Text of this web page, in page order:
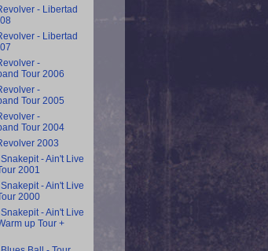
- Libertad
- Libertad
-
Tour 2006
-
Tour 2005
-
Tour 2004
2003
- Ain't Live
2001
- Ain't Live
2000
- Ain't Live
up Tour +